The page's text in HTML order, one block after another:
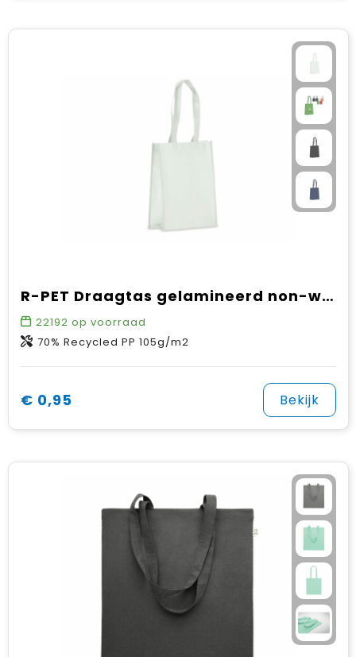
R-PET Draagtas gelamineerd non-woven 24 x 11 x 30cm 105g/m²
22192 op voorraad
70% Recycled PP 105g/m2
€ 0,95 Bekijk